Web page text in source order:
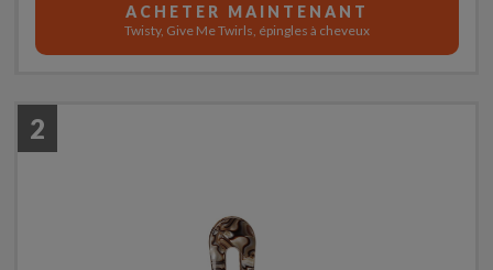
ACHETER MAINTENANT
Twisty, Give Me Twirls, épingles à cheveux
2